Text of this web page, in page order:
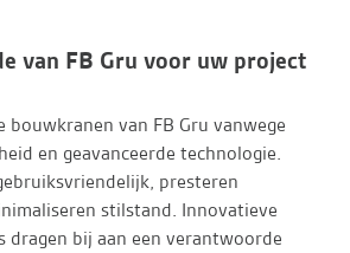
van FB Gru voor uw project
bouwkranen van FB Gru vanwege
en geavanceerde technologie.
presteren
stilstand. Innovatieve
dragen bij aan een verantwoorde